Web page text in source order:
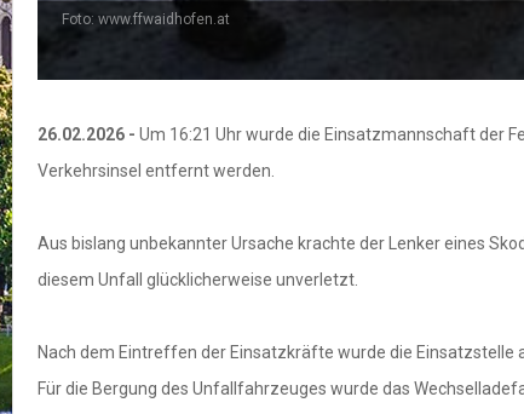
Foto: www.ffwaidhofen.at
26.02.2026 - Um 16:21 Uhr wurde die Einsatzmannschaft der
Verkehrsinsel entfernt werden.
Aus bislang unbekannter Ursache krachte der Lenker eines
diesem Unfall glücklicherweise unverletzt.
Nach dem Eintreffen der Einsatzkräfte wurde die
Für die Bergung des Unfallfahrzeuges wurde das